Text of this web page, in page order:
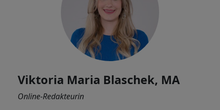
Viktoria Maria Blaschek, MA
Online-Redakteurin